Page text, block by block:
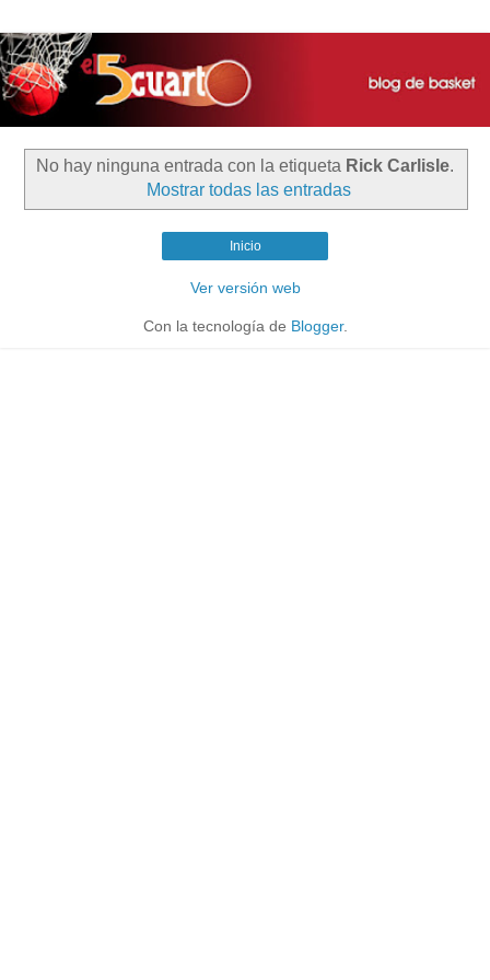
No hay ninguna entrada con la etiqueta Rick Carlisle.
Mostrar todas las entradas
Inicio
Ver versión web
Con la tecnología de Blogger.